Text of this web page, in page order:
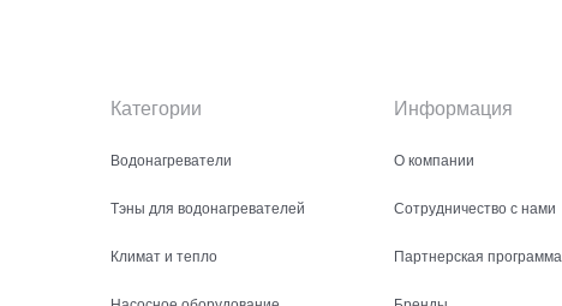
Категории
Водонагреватели
Тэны для водонагревателей
Климат и тепло
Информация
О компании
Сотрудничество с нами
Партнерская программа